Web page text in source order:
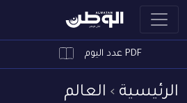
PDF عدد اليوم
الرئيسية العالم